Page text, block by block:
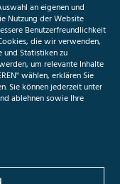
an eigenen und
Nutzung der Website
Benutzerfreundlichkeit
die wir verwenden,
Statistiken zu
um relevante Inhalte
wählen, erklären Sie
Sie können jederzeit unter
ablehnen sowie Ihre